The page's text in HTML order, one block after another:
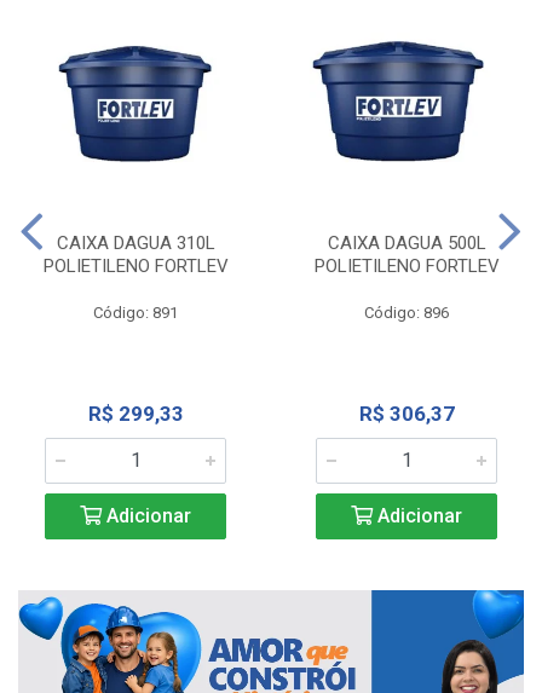
CAIXA DAGUA 310L
POLIETILENO FORTLEV
Código: 891
R$ 299,33
Adicionar
CAIXA DAGUA 500L
POLIETILENO FORTLEV
Código: 896
R$ 306,37
Adicionar